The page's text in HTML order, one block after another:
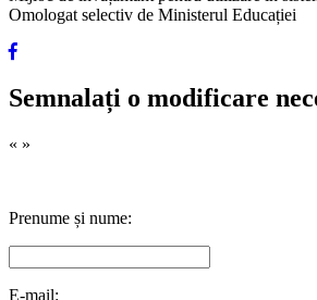
Omologat selectiv de Ministerul Educației
Semnalați o modificare
« »
Prenume și nume:
E-mail: